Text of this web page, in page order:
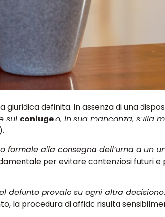
definita. In assenza di una
sul coniugeo, in sua mancanza, sulla
).
formale alla consegna dell’urna a un
per evitare contenziosi futuri
defunto prevale su ogni altra decisione
la procedura di affido risulta